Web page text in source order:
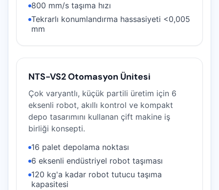
800 mm/s taşıma hızı
Tekrarlı konumlandırma hassasiyeti <0,005
mm
NTS-VS2 Otomasyon Ünitesi
Çok varyantlı, küçük partili üretim için 6
eksenli robot, akıllı kontrol ve kompakt
depo tasarımını kullanan çift makine iş
birliği konsepti.
16 palet depolama noktası
6 eksenli endüstriyel robot taşıması
120 kg'a kadar robot tutucu taşıma
kapasitesi